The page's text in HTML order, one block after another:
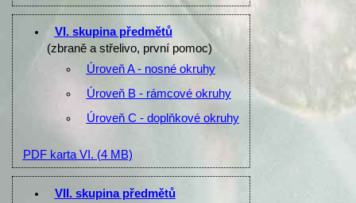
VI. skupina předmětů
(zbraně a střelivo, první pomoc)
Úroveň A - nosné okruhy
Úroveň B - rámcové okruhy
Úroveň C - doplňkové okruhy
PDF karta VI. (4 MB)
VII. skupina předmětů